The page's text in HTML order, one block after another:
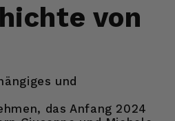
von
und
das Anfang 2024